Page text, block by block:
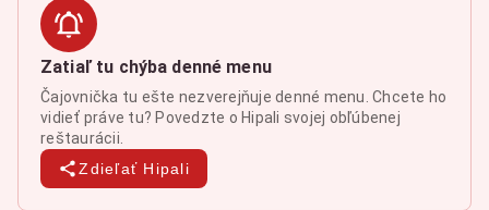
Zatiaľ tu chýba denné menu
Čajovnička tu ešte nezverejňuje denné menu. Chcete ho
vidieť práve tu? Povedzte o Hipali svojej obľúbenej
reštaurácii.
Zdieľať Hipali